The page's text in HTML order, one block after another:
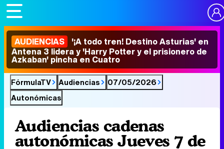
AUDIENCIAS '¡A todo tren! Destino Asturias' en
Antena 3 lidera y 'Harry Potter y el prisionero de
Azkaban' pincha en Cuatro
FórmulaTV Audiencias
07/05/2026
Autonómicas
Audiencias cadenas
autonómicas Jueves 7 de